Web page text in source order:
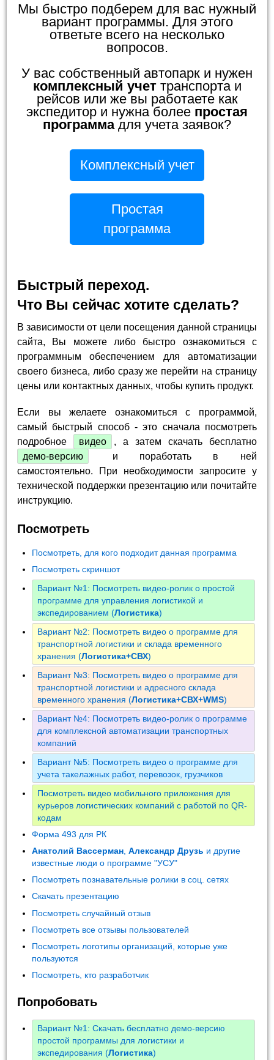
Мы быстро подберем для вас нужный
вариант программы. Для этого
ответьте всего на несколько
вопросов.
У вас собственный автопарк и нужен
комплексный учеттранспорта и
рейсов или же вы работаете как
экспедитор и нужна более простая
программадля учета заявок?
Комплексный учет
Простая
программа
Быстрый переход.
Что Вы сейчас хотите сделать?
В зависимости от цели посещения данной страницы
сайта, Вы можете либо быстро ознакомиться с
программным обеспечением для автоматизации
своего бизнеса, либо сразу же перейти на страницу
цены или контактных данных, чтобы купить продукт.
Если вы желаете ознакомиться с программой,
самый быстрый способ - это сначала посмотреть
подробное
видео
, а затем скачать бесплатно
демо-версию
и поработать в ней
самостоятельно. При необходимости запросите у
технической поддержки презентацию или почитайте
инструкцию.
Посмотреть
Посмотреть, для кого подходит данная программа
Посмотреть скриншот
Вариант №1: Посмотреть видео-ролик о простой
программе для управления логистикой и
экспедированием (Логистика)
Вариант №2: Посмотреть видео о программе для
транспортной логистики и склада временного
хранения (Логистика+СВХ)
Вариант №3: Посмотреть видео о программе для
транспортной логистики и адресного склада
временного хранения (Логистика+СВХ+WMS)
Вариант №4: Посмотреть видео-ролик о программе
для комплексной автоматизации транспортных
компаний
Вариант №5: Посмотреть видео о программе для
учета такелажных работ, перевозок, грузчиков
Посмотреть видео мобильного приложения для
курьеров логистических компаний с работой по QR-
кодам
Форма 493 для РК
Анатолий Вассерман ,Александр Друзь и другие
известные люди о программе "УСУ"
Посмотреть познавательные ролики в соц. сетях
Скачать презентацию
Посмотреть случайный отзыв
Посмотреть все отзывы пользователей
Посмотреть логотипы организаций, которые уже
пользуются
Посмотреть, кто разработчик
Попробовать
Вариант №1: Скачать бесплатно демо-версию
простой программы для логистики и
экспедирования (Логистика)